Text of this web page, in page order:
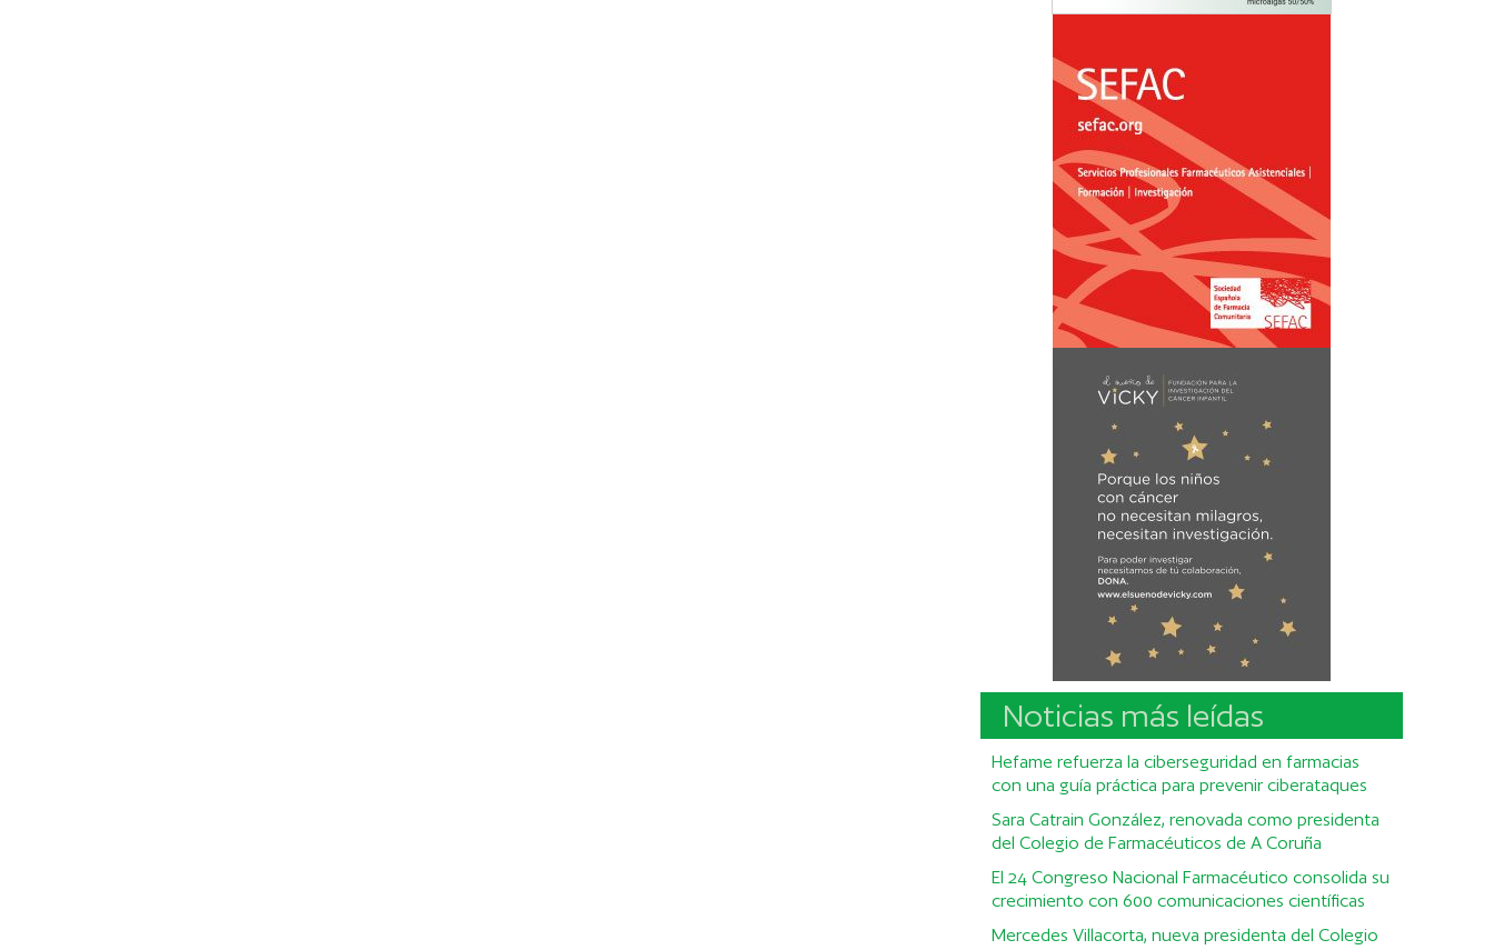
Noticias más leídas
Hefame refuerza la ciberseguridad en farmacias
con una guía práctica para prevenir ciberataques
Sara Catrain González, renovada como presidenta
del Colegio de Farmacéuticos de A Coruña
El 24 Congreso Nacional Farmacéutico consolida su
crecimiento con 600 comunicaciones científicas
Mercedes Villacorta, nueva presidenta del Colegio